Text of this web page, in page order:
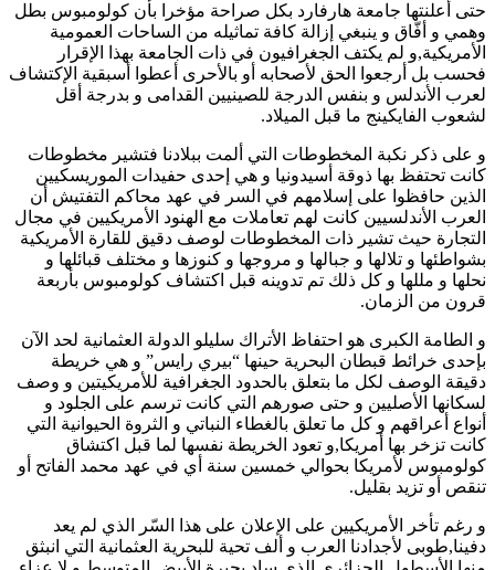
حتى أعلنتها جامعة هارفارد بكل صراحة مؤخرا بأن كولومبوس بطل
وهمي و أفّاق و ينبغي إزالة كافة تماثيله من الساحات العمومية
الأمريكية,و لم يكتف الجغرافيون في ذات الجامعة بهذا الإقرار
فحسب بل أرجعوا الحق لأصحابه أو بالأحرى أعطوا أسبقية الإكتشاف
لعرب الأندلس و بنفس الدرجة للصينيين القدامى و بدرجة أقل
لشعوب الفايكينج ما قبل الميلاد.
و على ذكر نكبة المخطوطات التي ألمت ببلادنا فتشير مخطوطات
كانت تحتفظ بها ذوقة أسيدونيا و هي إحدى حفيدات الموريسكيين
الذين حافظوا على إسلامهم في السر في عهد محاكم التفتيش أن
العرب الأندلسيين كانت لهم تعاملات مع الهنود الأمريكيين في مجال
التجارة حيث تشير ذات المخطوطات لوصف دقيق للقارة الأمريكية
بشواطئها و تلالها و جبالها و مروجها و كنوزها و مختلف قبائلها و
نحلها و مللها و كل ذلك تم تدوينه قبل اكتشاف كولومبوس بأربعة
قرون من الزمان.
و الطامة الكبرى هو احتفاظ الأتراك سليلو الدولة العثمانية لحد الآن
بإحدى خرائط قبطان البحرية حينها “بيري رايس” و هي خريطة
دقيقة الوصف لكل ما بتعلق بالحدود الجغرافية للأمريكيتين و وصف
لسكانها الأصليين و حتى صورهم التي كانت ترسم على الجلود و
أنواع أعراقهم و كل ما تعلق بالغطاء النباتي و الثروة الحيوانية التي
كانت تزخر بها أمريكا,و تعود الخريطة نفسها لما قبل اكتشاق
كولومبوس لأمريكا بحوالي خمسين سنة أي في عهد محمد الفاتح أو
تنقص أو تزيد بقليل.
و رغم تأخر الأمريكيين على الإعلان على هذا السّر الذي لم يعد
دفينا,طوبى لأجدادنا العرب و ألف تحية للبحرية العثمانية التي انبثق